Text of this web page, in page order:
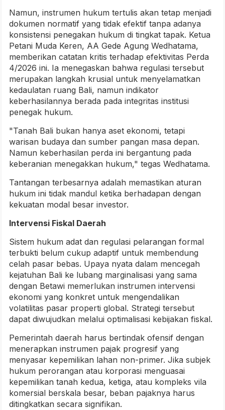
Namun, instrumen hukum tertulis akan tetap menjadi
dokumen normatif yang tidak efektif tanpa adanya
konsistensi penegakan hukum di tingkat tapak. Ketua
Petani Muda Keren, AA Gede Agung Wedhatama,
memberikan catatan kritis terhadap efektivitas Perda
4/2026 ini. Ia menegaskan bahwa regulasi tersebut
merupakan langkah krusial untuk menyelamatkan
kedaulatan ruang Bali, namun indikator
keberhasilannya berada pada integritas institusi
penegak hukum.
"Tanah Bali bukan hanya aset ekonomi, tetapi
warisan budaya dan sumber pangan masa depan.
Namun keberhasilan perda ini bergantung pada
keberanian menegakkan hukum," tegas Wedhatama.
Tantangan terbesarnya adalah memastikan aturan
hukum ini tidak mandul ketika berhadapan dengan
kekuatan modal besar investor.
Intervensi Fiskal Daerah
Sistem hukum adat dan regulasi pelarangan formal
terbukti belum cukup adaptif untuk membendung
celah pasar bebas. Upaya nyata dalam mencegah
kejatuhan Bali ke lubang marginalisasi yang sama
dengan Betawi memerlukan instrumen intervensi
ekonomi yang konkret untuk mengendalikan
volatilitas pasar properti global. Strategi tersebut
dapat diwujudkan melalui optimalisasi kebijakan fiskal.
Pemerintah daerah harus bertindak ofensif dengan
menerapkan instrumen pajak progresif yang
menyasar kepemilikan lahan non-primer. Jika subjek
hukum perorangan atau korporasi menguasai
kepemilikan tanah kedua, ketiga, atau kompleks vila
komersial berskala besar, beban pajaknya harus
ditingkatkan secara signifikan.